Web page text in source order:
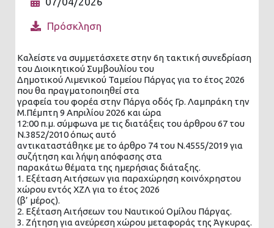
Πρόσκληση
Καλείστε να συμμετάσχετε στην 6η τακτική συνεδρίαση
του Διοικητικού Συμβουλίου του
Δημοτικού Λιμενικού Ταμείου Πάργας για το έτος 2026
που θα πραγματοποιηθεί στα
γραφεία του φορέα στην Πάργα οδός Γρ. Λαμπράκη την
Μ.Πέμπτη 9 Απριλίου 2026 και ώρα
12:00 π.μ. σύμφωνα με τις διατάξεις του άρθρου 67 του
Ν.3852/2010 όπως αυτό
αντικαταστάθηκε με το άρθρο 74 του Ν.4555/2019 για
συζήτηση και λήψη απόφασης στα
παρακάτω θέματα της ημερήσιας διάταξης.
1. Εξέταση Αιτήσεων για παραχώρηση κοινόχρηστου
χώρου εντός ΧΖΛ για το έτος 2026
(β’ μέρος).
2. Εξέταση Αιτήσεων του Ναυτικού Ομίλου Πάργας.
3. Ζήτηση για ανεύρεση χώρου μεταφοράς της Άγκυρας.